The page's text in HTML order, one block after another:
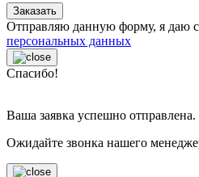
Заказать
Отправляю данную форму, я даю
персональных данных
Спасибо!
Ваша заявка успешно отправлена.
Ожидайте звонка нашего